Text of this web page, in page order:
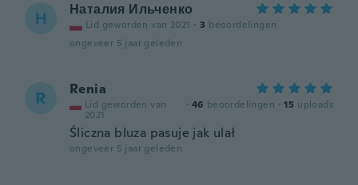
Н Наталия Ильченко
Lid geworden van 2021 · 3 beoordelingen
ongeveer 5 jaar geleden
R Renia
Lid geworden van
2021
· 46 beoordelingen · 15 uploads
Śliczna bluza pasuje jak ulał
ongeveer 5 jaar geleden